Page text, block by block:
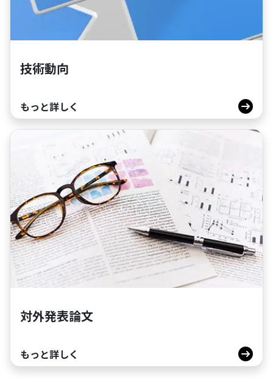
技術動向
もっと詳しく
対外発表論文
もっと詳しく